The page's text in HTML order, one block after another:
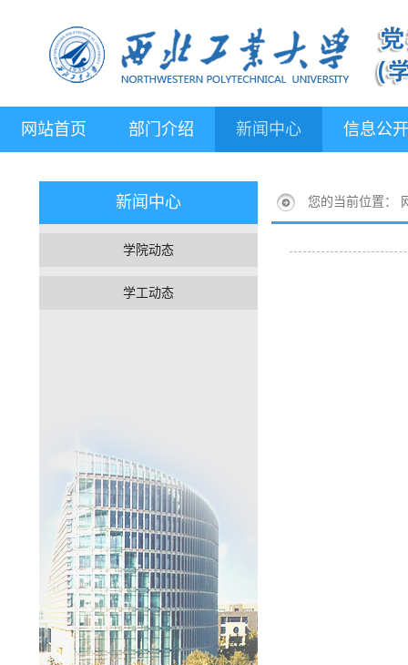
网站首页 部门介绍 新闻中心 信息公开
新闻中心
学院动态
学工动态
您的当前位置：